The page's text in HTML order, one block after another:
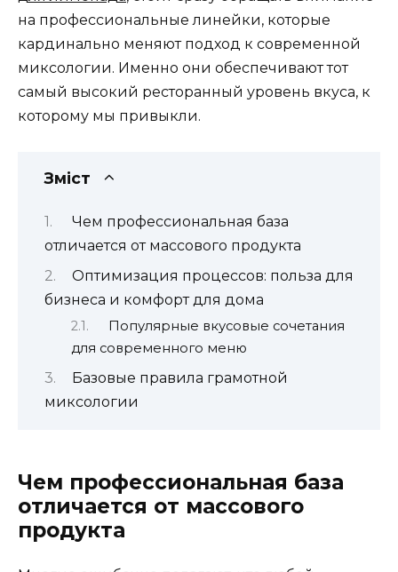
на профессиональные линейки, которые
кардинально меняют подход к современной
миксологии. Именно они обеспечивают тот
самый высокий ресторанный уровень вкуса, к
которому мы привыкли.
Зміст
Чем профессиональная база
отличается от массового продукта
Оптимизация процессов: польза для
бизнеса и комфорт для дома
Популярные вкусовые сочетания
для современного меню
Базовые правила грамотной
миксологии
Чем профессиональная база
отличается от массового
продукта